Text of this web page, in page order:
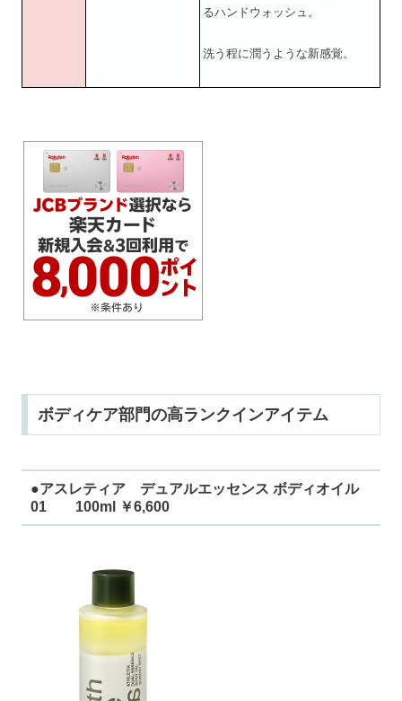
るハンドウォッシュ。
洗う程に潤うような新感覚。
ボディケア部門の高ランクインアイテム
●アスレティア デュアルエッセンス ボディオイル
01 100ml ￥6,600